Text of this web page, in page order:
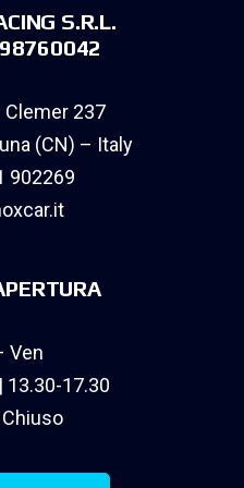
S.R.L.
Clemer 237
(CN) – Italy
902269
Ven
13.30-17.30